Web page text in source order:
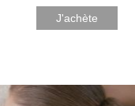
J'achète